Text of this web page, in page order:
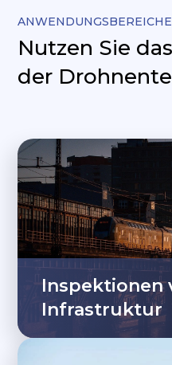
ANWENDUNGSBEREICHE
Nutzen Sie
der
Inspektionen
Infrastruktur